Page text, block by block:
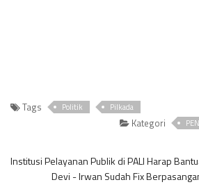
Tags Politik Pilkada
Kategori
Institusi Pelayanan Publik di PALI Harap
Devi - Irwan Sudah Fix